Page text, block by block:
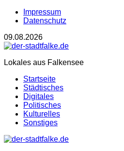
Impressum
Datenschutz
09.08.2026
Lokales aus Falkensee
Startseite
Städtisches
Digitales
Politisches
Kulturelles
Sonstiges